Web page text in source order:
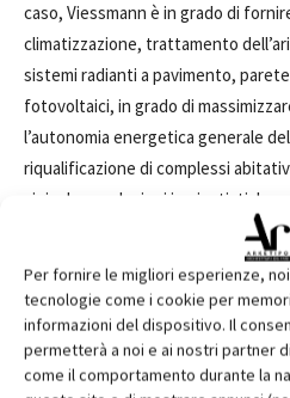
Per fornire le migliori esperienze,
tecnologie come i cookie per
informazioni del dispositivo. Il
permetterà a noi e ai nostri partner
come il comportamento durante la
caso, Viessmann è in grado di
climatizzazione, trattamento
sistemi radianti a pavimento,
fotovoltaici, in grado di
l’autonomia energetica generale
riqualificazione di complessi
si rivelano soluzioni impiantistiche
loro installazione non si rendono
invasivi sull’impianto e risultano
piccolo appartamento - con
incasso, perfetti per applicazioni
abitazioni dotate di locale tecnico,
monoenergetici o ibridi con caldaie